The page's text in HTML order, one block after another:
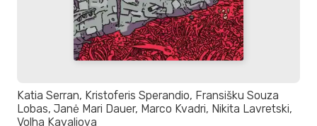
Katia Serran, Kristoferis Sperandio, Fransišku Souza
Lobas, Janė Mari Dauer, Marco Kvadri, Nikita Lavretski,
Volha Kavaliova